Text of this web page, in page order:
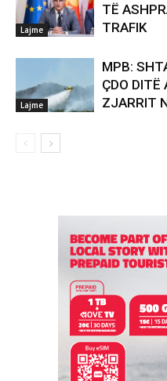
Lajme
TË
TRAFIK
Lajme
MPB:
ÇDO DITË
ZJARRIT